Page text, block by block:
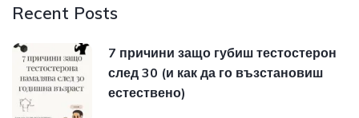
Recent Posts
7 причини защо губиш тестостерон
след 30 (и как да го възстановиш
естествено)